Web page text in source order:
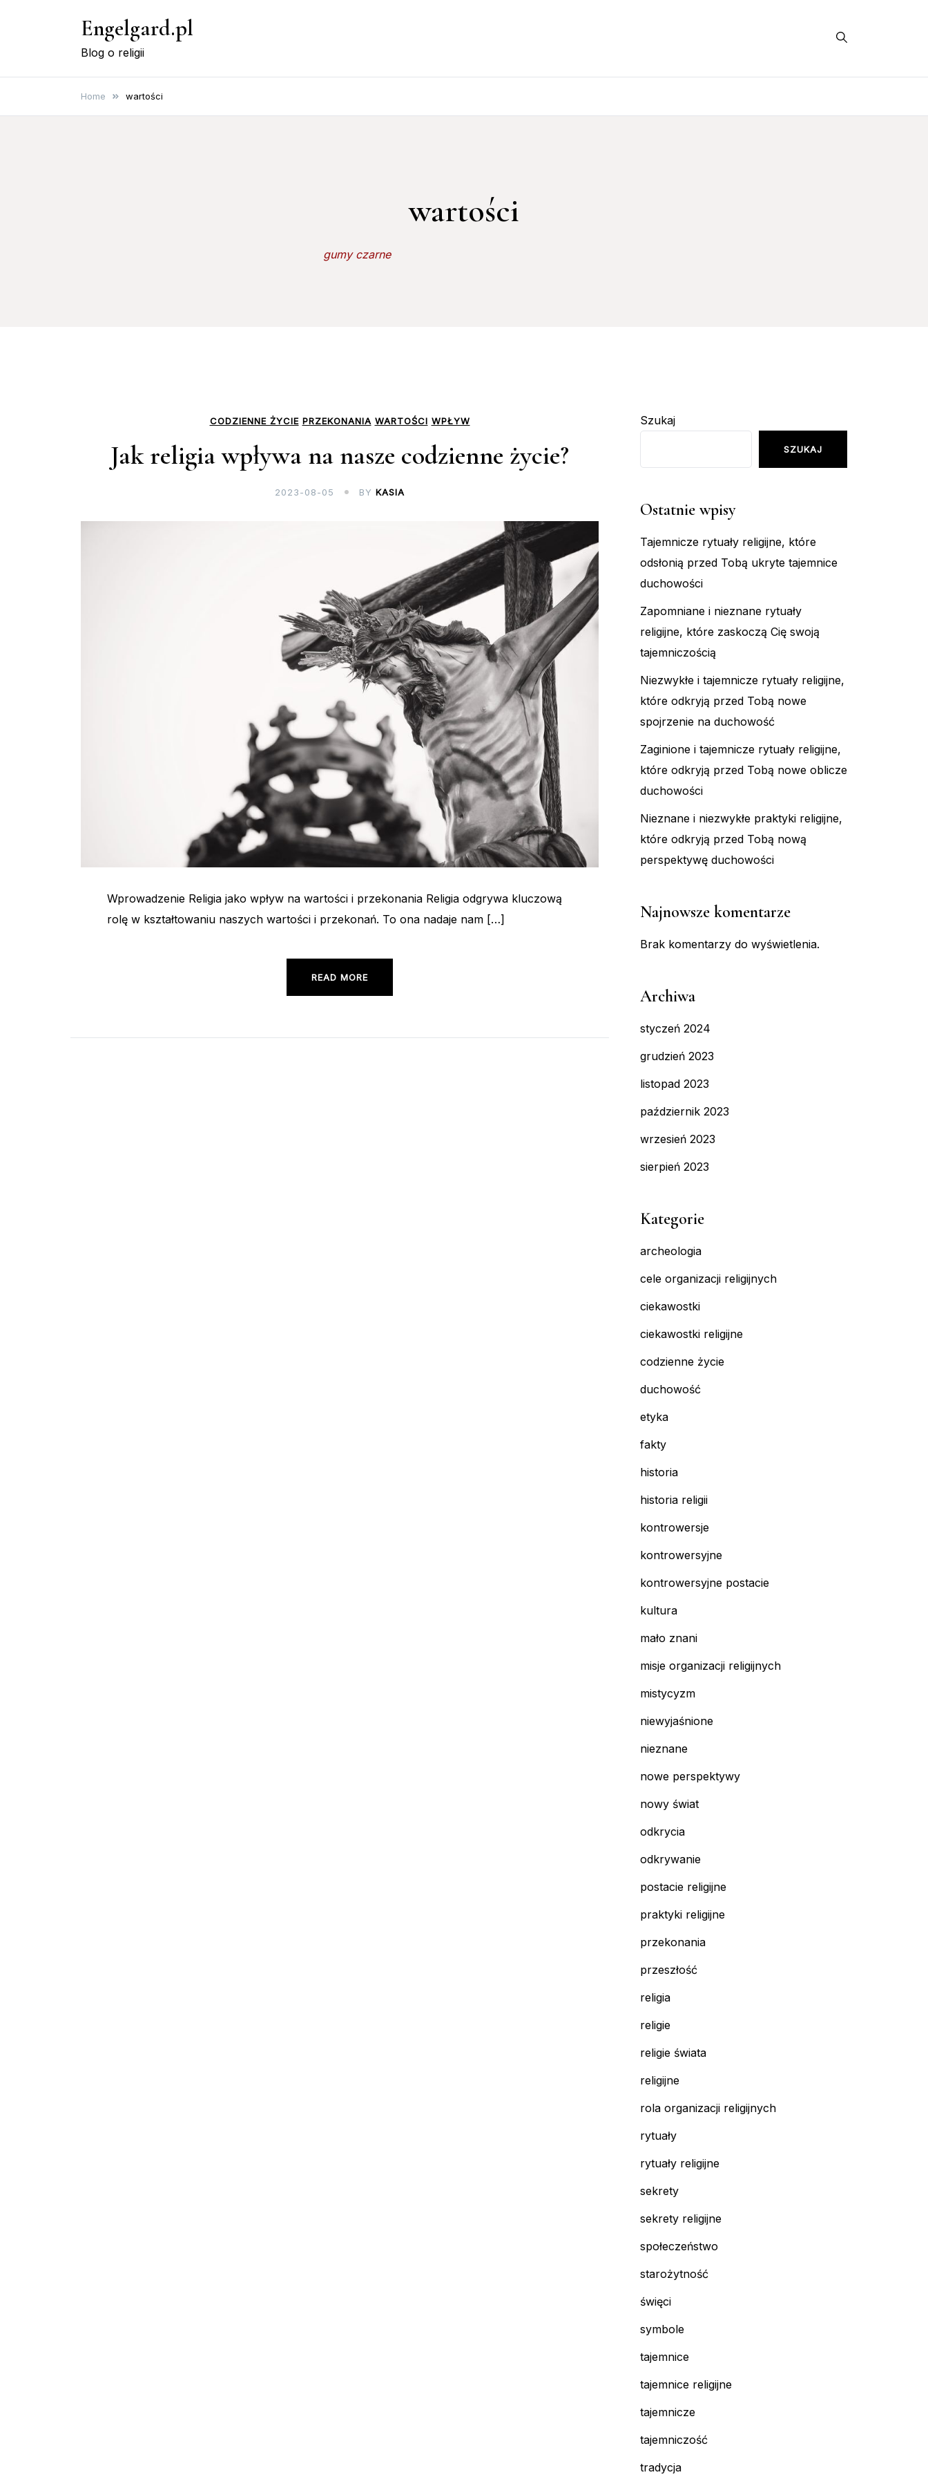
Engelgard.pl
Blog o religii
Home wartości
wartości
gumy czarne
CODZIENNE ŻYCIE PRZEKONANIA WARTOŚCI WPŁYW
Jak religia wpływa na nasze codzienne życie?
2023-08-05 BY KASIA
Wprowadzenie Religia jako wpływ na wartości i przekonania Religia odgrywa kluczową
rolę w kształtowaniu naszych wartości i przekonań. To ona nadaje nam […]
READ MORE
Szukaj
SZUKAJ
Ostatnie wpisy
Tajemnicze rytuały religijne, które
odsłonią przed Tobą ukryte tajemnice
duchowości
Zapomniane i nieznane rytuały
religijne, które zaskoczą Cię swoją
tajemniczością
Niezwykłe i tajemnicze rytuały religijne,
które odkryją przed Tobą nowe
spojrzenie na duchowość
Zaginione i tajemnicze rytuały religijne,
które odkryją przed Tobą nowe oblicze
duchowości
Nieznane i niezwykłe praktyki religijne,
które odkryją przed Tobą nową
perspektywę duchowości
Najnowsze komentarze
Brak komentarzy do wyświetlenia.
Archiwa
styczeń 2024
grudzień 2023
listopad 2023
październik 2023
wrzesień 2023
sierpień 2023
Kategorie
archeologia
cele organizacji religijnych
ciekawostki
ciekawostki religijne
codzienne życie
duchowość
etyka
fakty
historia
historia religii
kontrowersje
kontrowersyjne
kontrowersyjne postacie
kultura
mało znani
misje organizacji religijnych
mistycyzm
niewyjaśnione
nieznane
nowe perspektywy
nowy świat
odkrycia
odkrywanie
postacie religijne
praktyki religijne
przekonania
przeszłość
religia
religie
religie świata
religijne
rola organizacji religijnych
rytuały
rytuały religijne
sekrety
sekrety religijne
społeczeństwo
starożytność
święci
symbole
tajemnice
tajemnice religijne
tajemnicze
tajemniczość
tradycja